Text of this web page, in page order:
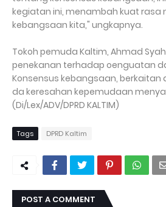
kegiatan ini, menambah kuat rasa
kebangsaan kita," ungkapnya.
Tokoh pemuda Kaltim, Ahmad
penekanan terhadap oenguatan
Konsensus kebangsaan,
da keresahan kepemudaan
(Di/Lex/ADV/DPRD KALTIM)
Tags DPRD Kaltim
POST A COMMENT